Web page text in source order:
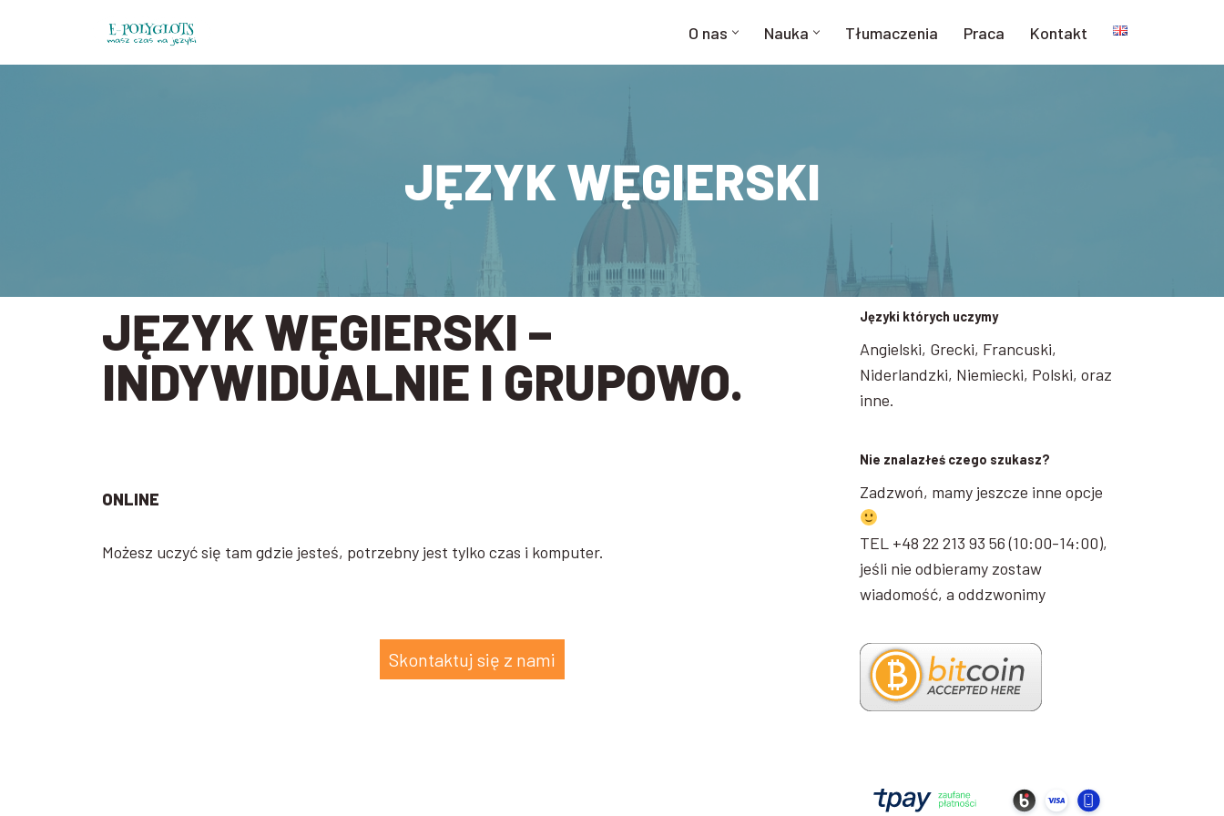
O nas Nauka Tłumaczenia Praca Kontakt
JĘZYK WĘGIERSKI
JĘZYK WĘGIERSKI –
INDYWIDUALNIE I GRUPOWO.
ONLINE
Możesz uczyć się tam gdzie jesteś, potrzebny jest tylko czas i komputer.
Skontaktuj się z nami
Języki których uczymy
Angielski, Grecki, Francuski,
Niderlandzki, Niemiecki, Polski, oraz
inne.
Nie znalazłeś czego szukasz?
Zadzwoń, mamy jeszcze inne opcje
TEL +48 22 213 93 56 (10:00-14:00),
jeśli nie odbieramy zostaw
wiadomość, a oddzwonimy